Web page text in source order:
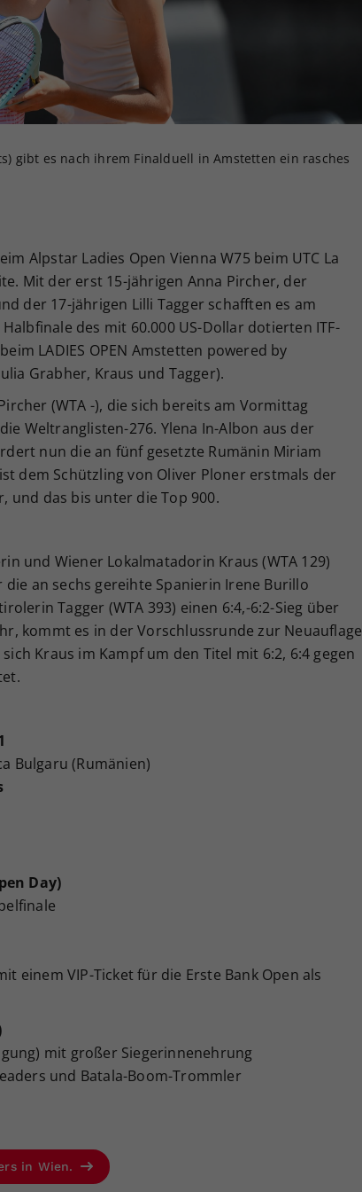
gibt es nach ihrem Finalduell in Amstetten ein rasches
Alpstar Ladies Open Vienna W75 beim UTC La
Mit der erst 15-jährigen Anna Pircher, der
der 17-jährigen Lilli Tagger schafften es am
des mit 60.000 US-Dollar dotierten ITF-
LADIES OPEN Amstetten powered by
Grabher, Kraus und Tagger).
(WTA -), die sich bereits am Vormittag
Weltranglisten-276. Ylena In-Albon aus der
nun die an fünf gesetzte Rumänin Miriam
dem Schützling von Oliver Ploner erstmals der
und das bis unter die Top 900.
und Wiener Lokalmatadorin Kraus (WTA 129)
an sechs gereihte Spanierin Irene Burillo
Tagger (WTA 393) einen 6:4,-6:2-Sieg über
kommt es in der Vorschlussrunde zur Neuauflage
Kraus im Kampf um den Titel mit 6:2, 6:4 gegen
Bulgaru (Rumänien)
Day)
einem VIP-Ticket für die Erste Bank Open als
mit großer Siegerinnenehrung
und Batala-Boom-Trommler
in Wien.
Webseiten-Betreiber dies eingestellt hat.